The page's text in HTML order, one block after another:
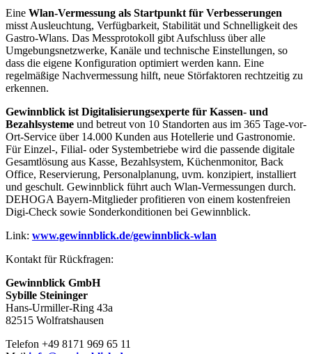
Eine Wlan-Vermessung als Startpunkt für Verbesserungen
misst Ausleuchtung, Verfügbarkeit, Stabilität und Schnelligkeit des
Gastro-Wlans. Das Messprotokoll gibt Aufschluss über alle
Umgebungsnetzwerke, Kanäle und technische Einstellungen, so
dass die eigene Konfiguration optimiert werden kann. Eine
regelmäßige Nachvermessung hilft, neue Störfaktoren rechtzeitig zu
erkennen.
Gewinnblick ist Digitalisierungsexperte für Kassen- und
Bezahlsysteme und betreut von 10 Standorten aus im 365 Tage-vor-
Ort-Service über 14.000 Kunden aus Hotellerie und Gastronomie.
Für Einzel-, Filial- oder Systembetriebe wird die passende digitale
Gesamtlösung aus Kasse, Bezahlsystem, Küchenmonitor, Back
Office, Reservierung, Personalplanung, uvm. konzipiert, installiert
und geschult. Gewinnblick führt auch Wlan-Vermessungen durch.
DEHOGA Bayern-Mitglieder profitieren von einem kostenfreien
Digi-Check sowie Sonderkonditionen bei Gewinnblick.
Link: www.gewinnblick.de/gewinnblick-wlan
Kontakt für Rückfragen:
Gewinnblick GmbH
Sybille Steininger
Hans-Urmiller-Ring 43a
82515 Wolfratshausen
Telefon +49 8171 969 65 11